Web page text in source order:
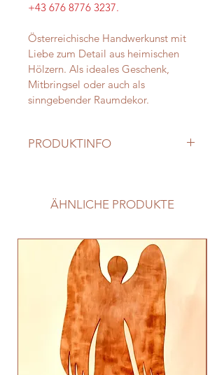
+43 676 8776 3237.
Österreichische Handwerkunst mit
Liebe zum Detail aus heimischen
Hölzern. Als ideales Geschenk,
Mitbringsel oder auch als
sinngebender Raumdekor.
PRODUKTINFO
Fichte, Altholz (abgebildet)
ÄHNLICHE PRODUKTE